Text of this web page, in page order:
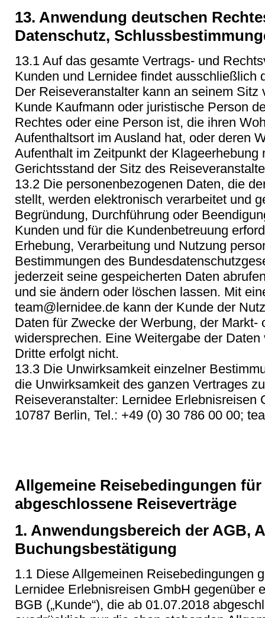
13. Anwendung deutschen
Datenschutz,
13.1 Auf das gesamte Vertrags- und
Kunden und Lernidee findet ausschließlich
Der Reiseveranstalter kann an seinem
Kunde Kaufmann oder juristische Person
Rechtes oder eine Person ist, die ihren
Aufenthaltsort im Ausland hat, oder deren
Aufenthalt im Zeitpunkt der Klageerhebung
Gerichtsstand der Sitz des
13.2 Die personenbezogenen Daten, die
stellt, werden elektronisch verarbeitet und
Begründung, Durchführung oder
Kunden und für die Kundenbetreuung
Erhebung, Verarbeitung und Nutzung
Bestimmungen des
jederzeit seine gespeicherten Daten
und sie ändern oder löschen lassen. Mit
team@lernidee.de kann der Kunde der
Daten für Zwecke der Werbung, der Markt-
widersprechen. Eine Weitergabe der
Dritte erfolgt nicht.
13.3 Die Unwirksamkeit einzelner
die Unwirksamkeit des ganzen Vertrages
Reiseveranstalter: Lernidee Erlebnisreisen
10787 Berlin, Tel.: +49 (0) 30 786 00 00;
Allgemeine Reisebedingungen für
abgeschlossene Reiseverträge
1. Anwendungsbereich der AGB,
Buchungsbestätigung
1.1 Diese Allgemeinen Reisebedingungen
Lernidee Erlebnisreisen GmbH gegenüber
BGB („Kunde“), die ab 01.07.2018